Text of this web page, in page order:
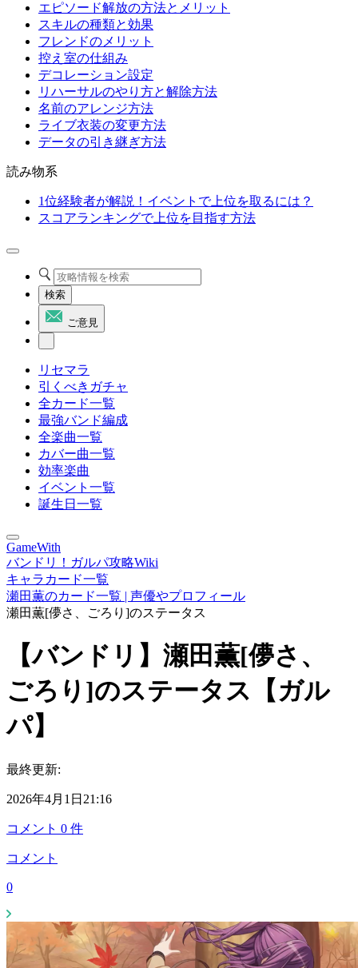
エピソード解放の方法とメリット
スキルの種類と効果
フレンドのメリット
控え室の仕組み
デコレーション設定
リハーサルのやり方と解除方法
名前のアレンジ方法
ライブ衣装の変更方法
データの引き継ぎ方法
読み物系
1位経験者が解説！イベントで上位を取るには？
スコアランキングで上位を目指す方法
検索
ご意見
リセマラ
引くべきガチャ
全カード一覧
最強バンド編成
全楽曲一覧
カバー曲一覧
効率楽曲
イベント一覧
誕生日一覧
GameWith
バンドリ！ガルパ攻略Wiki
キャラカード一覧
瀬田薫のカード一覧 | 声優やプロフィール
瀬田薫[儚さ、ごろり]のステータス
【バンドリ】瀬田薫[儚さ、
ごろり]のステータス【ガル
パ】
最終更新:
2026年4月1日21:16
コメント 0 件
コメント
0